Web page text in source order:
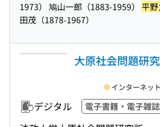
1973） 鳩山一郎（1883-1959） 平
田茂（1878-1967）
大原社会問題研
デジタル 電子書籍・電子雑誌
インターネッ